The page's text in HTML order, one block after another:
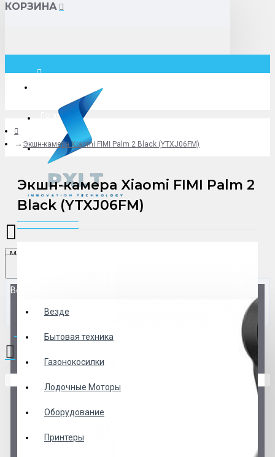
КОРЗИНА
Логин
+79775619766
Menu
Везде
Везде
Бытовая техника
Газонокосилки
Лодочные Моторы
Оборудование
Принтеры
0 товар(ов) - 0 р.
Экшн-камера Xiaomi FIMI Palm 2 Black (YTXJ06FM)
Экшн-камера Xiaomi FIMI Palm 2
Black (YTXJ06FM)